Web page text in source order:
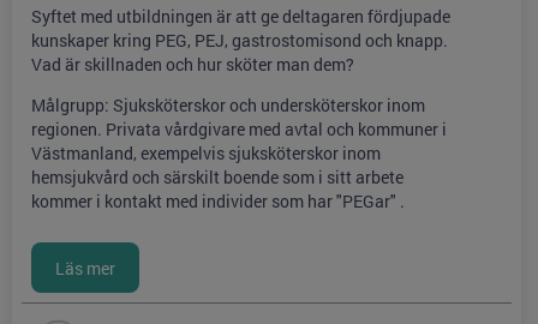
Syftet med utbildningen är att ge deltagaren fördjupade
kunskaper kring PEG, PEJ, gastrostomisond och knapp.
Vad är skillnaden och hur sköter man dem?
Målgrupp: Sjuksköterskor och undersköterskor inom
regionen. Privata vårdgivare med avtal och kommuner i
Västmanland, exempelvis sjuksköterskor inom
hemsjukvård och särskilt boende som i sitt arbete
kommer i kontakt med individer som har "PEGar" .